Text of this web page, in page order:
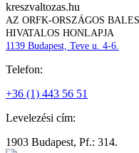
kreszvaltozas.hu
AZ ORFK-ORSZÁGOS
HIVATALOS HONLAPJA
1139 Budapest, Teve u. 4-6.
Telefon:
+36 (1) 443 56 51
Levelezési cím:
1903 Budapest, Pf.: 314.